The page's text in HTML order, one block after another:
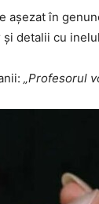
așezat în
detalii cu
„Profesorul